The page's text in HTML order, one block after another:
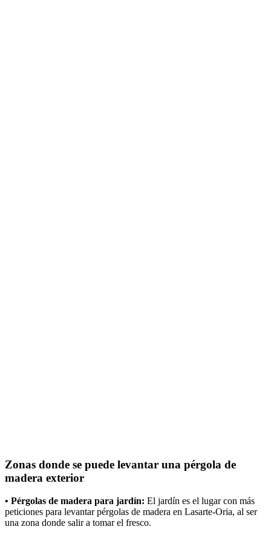
Zonas donde se puede levantar una pérgola de
madera exterior
• Pérgolas de madera para jardín: El jardín es el lugar con más
peticiones para levantar pérgolas de madera en Lasarte-Oria, al ser
una zona donde salir a tomar el fresco.